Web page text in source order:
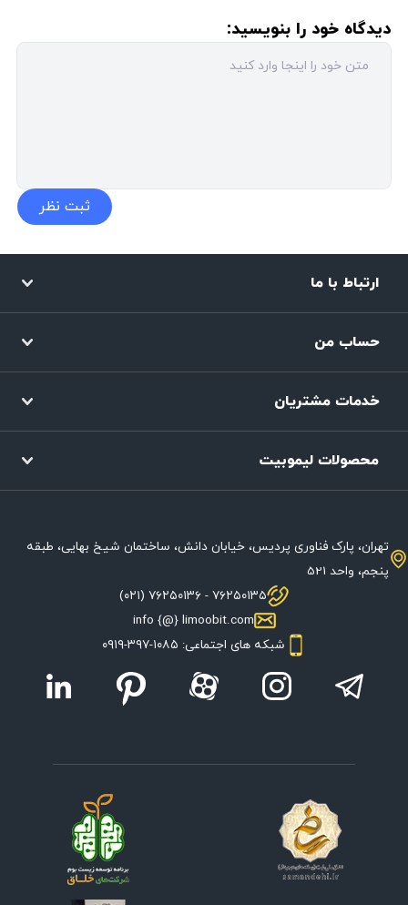
دیدگاه خود را بنویسید:
ارتباط با ما
حساب من
خدمات مشتریان
محصولات لیموبیت
تهران، پارک فناوری پردیس، خیابان دانش، ساختمان شیخ بهایی، طبقه
پنجم، واحد 521
۷۶۲۵۰۱۳۵ - ۷۶۲۵۰۱۳۶ (۰۲۱)
info {@} limoobit.com
شبکه های اجتماعی: ۱۰۸۵-۳۹۷-۰۹۱۹